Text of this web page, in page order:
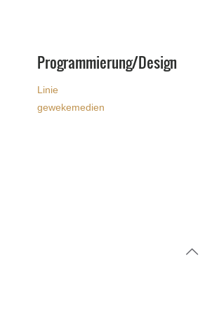
Programmierung/Design
Linie
gewekemedien